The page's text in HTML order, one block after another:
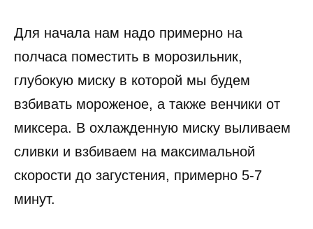
Для начала нам надо примерно на
полчаса поместить в морозильник,
глубокую миску в которой мы будем
взбивать мороженое, а также венчики от
миксера. В охлажденную миску выливаем
сливки и взбиваем на максимальной
скорости до загустения, примерно 5-7
минут.